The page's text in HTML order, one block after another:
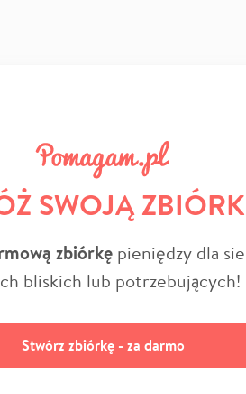
SWOJĄ
zbiórkępieniędzy dla
bliskich lub potrzebujących!
Stwórz zbiórkę - za darmo